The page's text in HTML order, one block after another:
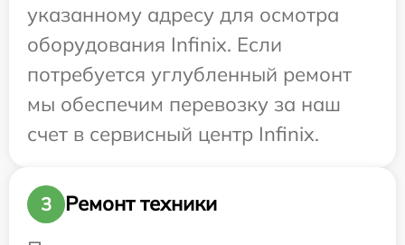
указанному адресу для осмотра
оборудования Infinix. Если
потребуется углубленный ремонт
мы обеспечим перевозку за наш
счет в сервисный центр Infinix.
3
Ремонт техники